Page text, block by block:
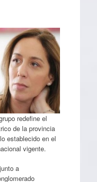
redefine el
de la provincia
establecido en el
vigente.
a